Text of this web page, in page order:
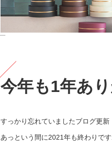
今年も1年あ
すっかり忘れていましたブログ更新
あっという間に2021年も終わりです